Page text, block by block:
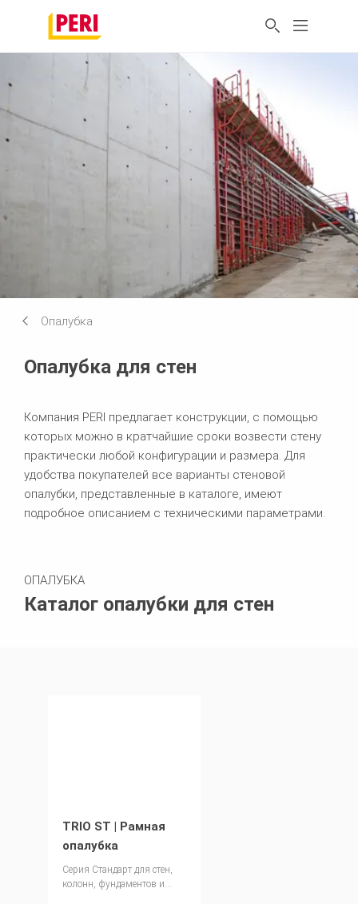
Опалубка
Опалубка для стен
Компания PERI предлагает конструкции, с помощью
которых можно в кратчайшие сроки возвести стену
практически любой конфигурации и размера. Для
удобства покупателей все варианты стеновой
опалубки, представленные в каталоге, имеют
подробное описанием с техническими параметрами.
ОПАЛУБКА
Каталог опалубки для стен
TRIO ST | Рамная
опалубка
Cерия Стандарт для стен,
колонн, фундаментов и